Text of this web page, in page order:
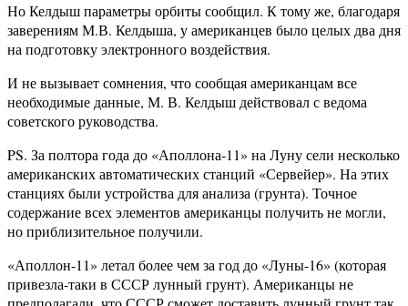
Но Келдыш параметры орбиты сообщил. К тому же, благодаря
заверениям М.В. Келдыша, у американцев было целых два дня
на подготовку электронного воздействия.
И не вызывает сомнения, что сообщая американцам все
необходимые данные, М. В. Келдыш действовал с ведома
советского руководства.
PS. За полтора года до «Аполлона-11» на Луну сели несколько
американских автоматических станций «Сервейер». На этих
станциях были устройства для анализа (грунта). Точное
содержание всех элементов американцы получить не могли,
но приблизительное получили.
«Аполлон-11» летал более чем за год до «Луны-16» (которая
привезла-таки в СССР лунный грунт). Американцы не